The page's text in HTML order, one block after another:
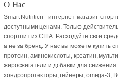
О Нас
Smart Nutrition - интернет-магазин
доступными ценами. Только
спортпит из США. Расходуйте свои
а не за бренд. У нас вы можете купить
протеин, аминокислоты, креатин,
жиросжигатели и добавки для снижения
хондропротекторы, гейнеры, omega-3,